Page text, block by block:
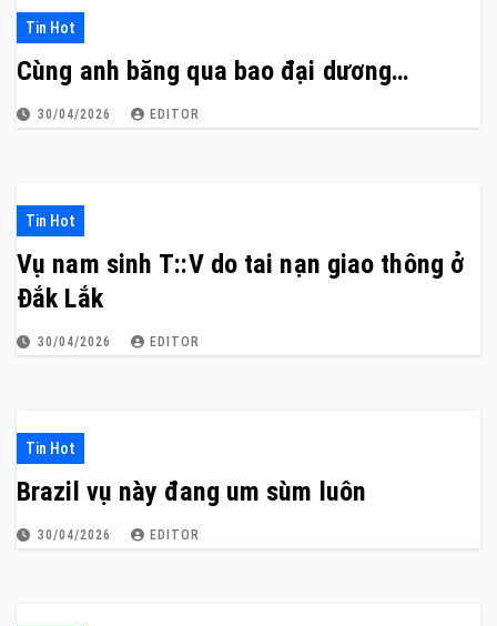
Tin Hot
Cùng anh băng qua bao đại dương…
30/04/2026 EDITOR
Tin Hot
Vụ nam sinh T::V do tai nạn giao thông ở
Đắk Lắk
30/04/2026 EDITOR
Tin Hot
Brazil vụ này đang um sùm luôn
30/04/2026 EDITOR